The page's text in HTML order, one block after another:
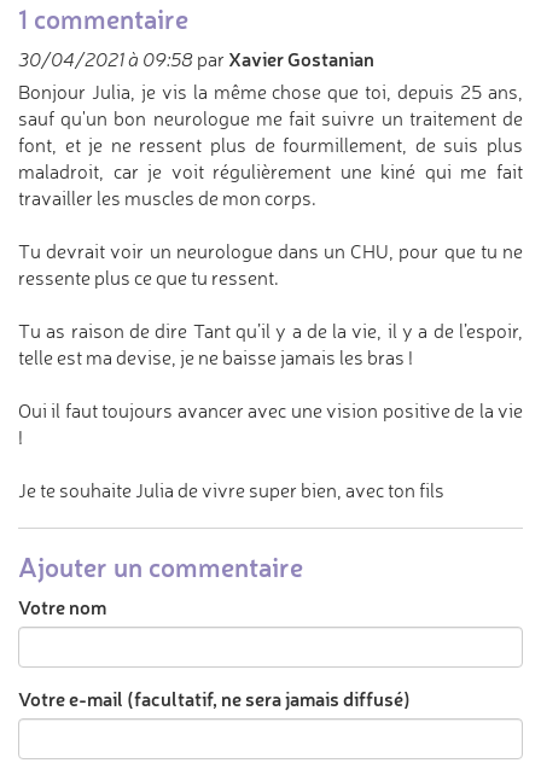
1 commentaire
30/04/2021 à 09:58 par Xavier Gostanian
Bonjour Julia, je vis la même chose que toi, depuis 25 ans,
sauf qu'un bon neurologue me fait suivre un traitement de
font, et je ne ressent plus de fourmillement, de suis plus
maladroit, car je voit régulièrement une kiné qui me fait
travailler les muscles de mon corps.
Tu devrait voir un neurologue dans un CHU, pour que tu ne
ressente plus ce que tu ressent.
Tu as raison de dire Tant qu’il y a de la vie, il y a de l’espoir,
telle est ma devise, je ne baisse jamais les bras !
Oui il faut toujours avancer avec une vision positive de la vie
!
Je te souhaite Julia de vivre super bien, avec ton fils
Ajouter un commentaire
Votre nom
Votre e-mail (facultatif, ne sera jamais diffusé)